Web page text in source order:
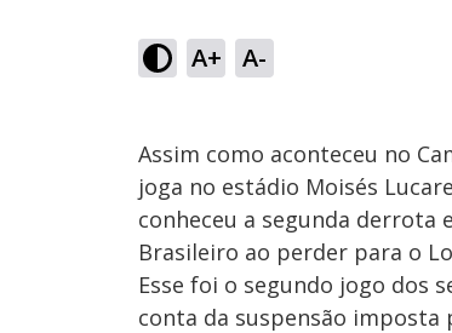
A+ A-
Assim como aconteceu no
joga no estádio Moisés
conheceu a segunda derrota
Brasileiro ao perder para o
Esse foi o segundo jogo dos
conta da suspensão imposta